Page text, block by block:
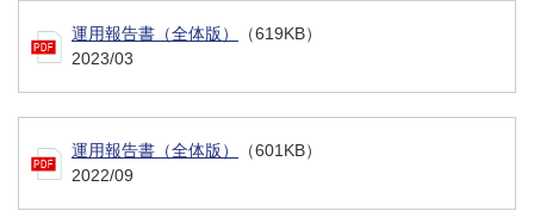
運用報告書（全体版）
（619KB）
2023/03
運用報告書（全体版）
（601KB）
2022/09